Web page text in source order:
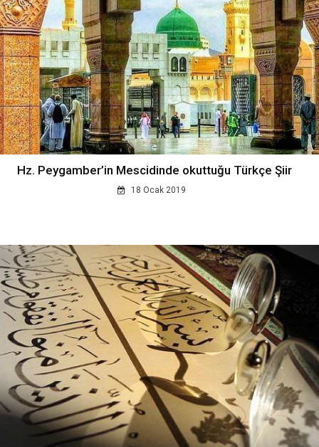
Hz. Peygamber’in Mescidinde okuttuğu Türkçe Şiir
18 Ocak 2019